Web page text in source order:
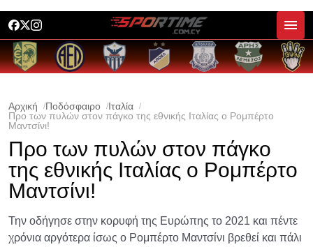
Αρχική Ποδόσφαιρο
Ιταλία
Προ των πυλών στον πάγκο της εθνικής Ιταλίας ο Ρομπέρτο
Μαντσίνι!
Προ των πυλών στον πάγκο
της εθνικής Ιταλίας ο Ρομπέρτο
Μαντσίνι!
Την οδήγησε στην κορυφή της Ευρώπης το 2021 και πέντε
χρόνια αργότερα ίσως ο Ρομπέρτο Μαντσίνι βρεθεί και πάλι